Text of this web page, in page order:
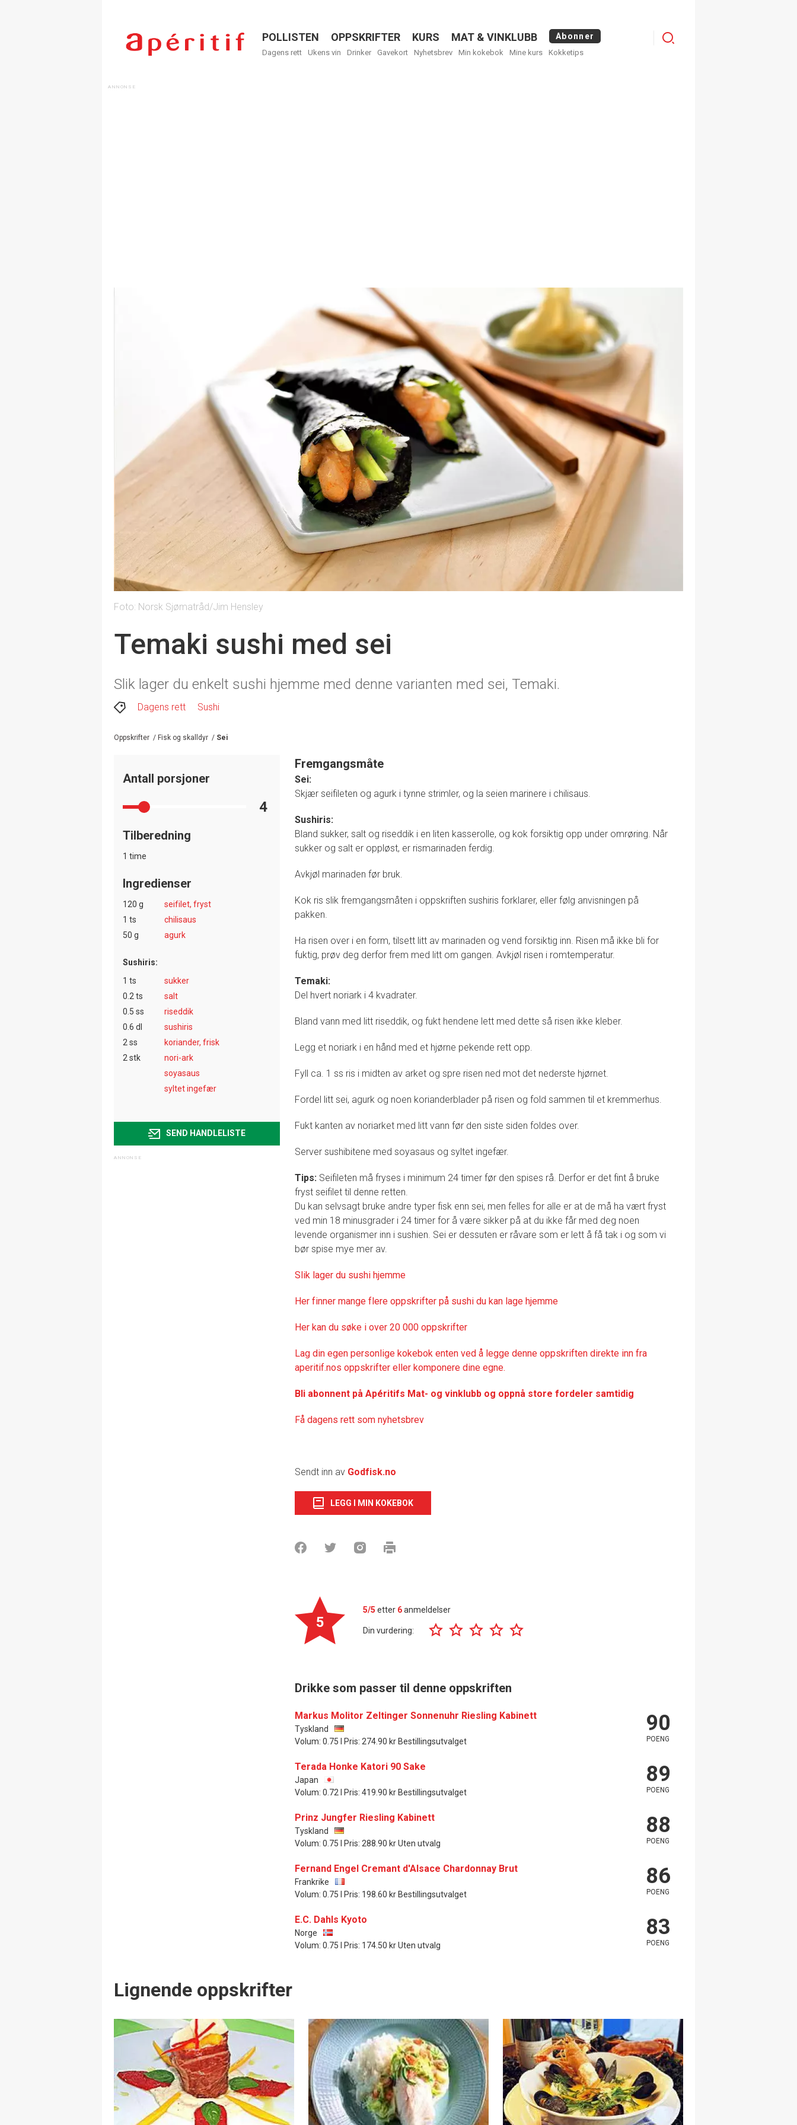
Menu
POLLISTEN OPPSKRIFTER KURS MAT & VINKLUBB Abonner
Dagens rett Ukens vin Drinker Gavekort Nyhetsbrev Min kokebok Mine kurs Kokketips
Logg
Foto: Norsk Sjømatråd/Jim Hensley
Temaki sushi med sei
Slik lager du enkelt sushi hjemme med denne varianten med sei, Temaki.
Dagens rett Sushi
Oppskrifter / Fisk og skalldyr / Sei
Antall porsjoner
4
Tilberedning
1 time
Ingredienser
120 g
seifilet, fryst
1 ts
chilisaus
50 g
agurk
Sushiris:
1 ts
sukker
0.2 ts
salt
0.5 ss
riseddik
0.6 dl
sushiris
2 ss
koriander, frisk
2 stk
nori-ark
soyasaus
syltet ingefær
SEND HANDLELISTE
Fremgangsmåte
Sei:
Skjær seifileten og agurk i tynne strimler, og la seien marinere i chilisaus.
Sushiris:
Bland sukker, salt og riseddik i en liten kasserolle, og kok forsiktig opp under omrøring. Når
sukker og salt er oppløst, er rismarinaden ferdig.
Avkjøl marinaden før bruk.
Kok ris slik fremgangsmåten i oppskriften sushiris forklarer, eller følg anvisningen på
pakken.
Ha risen over i en form, tilsett litt av marinaden og vend forsiktig inn. Risen må ikke bli for
fuktig, prøv deg derfor frem med litt om gangen. Avkjøl risen i romtemperatur.
Temaki:
Del hvert noriark i 4 kvadrater.
Bland vann med litt riseddik, og fukt hendene lett med dette så risen ikke kleber.
Legg et noriark i en hånd med et hjørne pekende rett opp.
Fyll ca. 1 ss ris i midten av arket og spre risen ned mot det nederste hjørnet.
Fordel litt sei, agurk og noen korianderblader på risen og fold sammen til et kremmerhus.
Fukt kanten av noriarket med litt vann før den siste siden foldes over.
Server sushibitene med soyasaus og syltet ingefær.
Tips: Seifileten må fryses i minimum 24 timer før den spises rå. Derfor er det fint å bruke
fryst seifilet til denne retten.
Du kan selvsagt bruke andre typer fisk enn sei, men felles for alle er at de må ha vært fryst
ved min 18 minusgrader i 24 timer for å være sikker på at du ikke får med deg noen
levende organismer inn i sushien. Sei er dessuten er råvare som er lett å få tak i og som vi
bør spise mye mer av.
Slik lager du sushi hjemme
Her finner mange flere oppskrifter på sushi du kan lage hjemme
Her kan du søke i over 20 000 oppskrifter
Lag din egen personlige kokebok enten ved å legge denne oppskriften direkte inn fra
aperitif.nos oppskrifter eller komponere dine egne.
Bli abonnent på Apéritifs Mat- og vinklubb og oppnå store fordeler samtidig
Få dagens rett som nyhetsbrev
Sendt inn av Godfisk.no
LEGG I MIN KOKEBOK
5
5/5 etter 6anmeldelser
Din vurdering:
Drikke som passer til denne oppskriften
Markus Molitor Zeltinger Sonnenuhr Riesling Kabinett
Tyskland
Volum: 0.75 l Pris: 274.90 kr Bestillingsutvalget
90
POENG
Terada Honke Katori 90 Sake
Japan
Volum: 0.72 l Pris: 419.90 kr Bestillingsutvalget
89
POENG
Prinz Jungfer Riesling Kabinett
Tyskland
Volum: 0.75 l Pris: 288.90 kr Uten utvalg
88
POENG
Fernand Engel Cremant d'Alsace Chardonnay Brut
Frankrike
Volum: 0.75 l Pris: 198.60 kr Bestillingsutvalget
86
POENG
E.C. Dahls Kyoto
Norge
Volum: 0.75 l Pris: 174.50 kr Uten utvalg
83
POENG
Lignende oppskrifter